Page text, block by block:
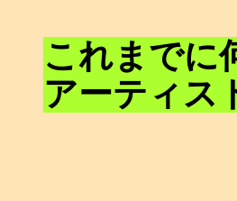
これまでに
アーティス